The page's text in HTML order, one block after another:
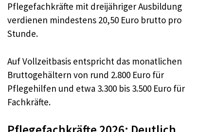
Pflegefachkräfte mit dreijähriger Ausbildung
verdienen mindestens 20,50 Euro brutto pro
Stunde.
Auf Vollzeitbasis entspricht das monatlichen
Bruttogehältern von rund 2.800 Euro für
Pflegehilfen und etwa 3.300 bis 3.500 Euro für
Fachkräfte.